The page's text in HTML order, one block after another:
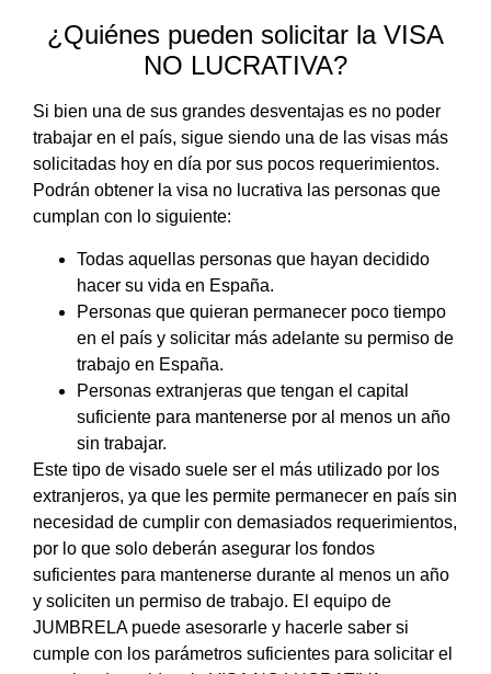
¿Quiénes pueden solicitar la VISA
NO LUCRATIVA?
Si bien una de sus grandes desventajas es no poder
trabajar en el país, sigue siendo una de las visas más
solicitadas hoy en día por sus pocos requerimientos.
Podrán obtener la visa no lucrativa las personas que
cumplan con lo siguiente:
Todas aquellas personas que hayan decidido
hacer su vida en España.
Personas que quieran permanecer poco tiempo
en el país y solicitar más adelante su permiso de
trabajo en España.
Personas extranjeras que tengan el capital
suficiente para mantenerse por al menos un año
sin trabajar.
Este tipo de visado suele ser el más utilizado por los
extranjeros, ya que les permite permanecer en país sin
necesidad de cumplir con demasiados requerimientos,
por lo que solo deberán asegurar los fondos
suficientes para mantenerse durante al menos un año
y soliciten un permiso de trabajo. El equipo de
JUMBRELA puede asesorarle y hacerle saber si
cumple con los parámetros suficientes para solicitar el